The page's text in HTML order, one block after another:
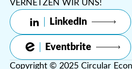
VERNETZEN WIR UNS!
LinkedIn
Eventbrite
Copyright © 2025 Circular